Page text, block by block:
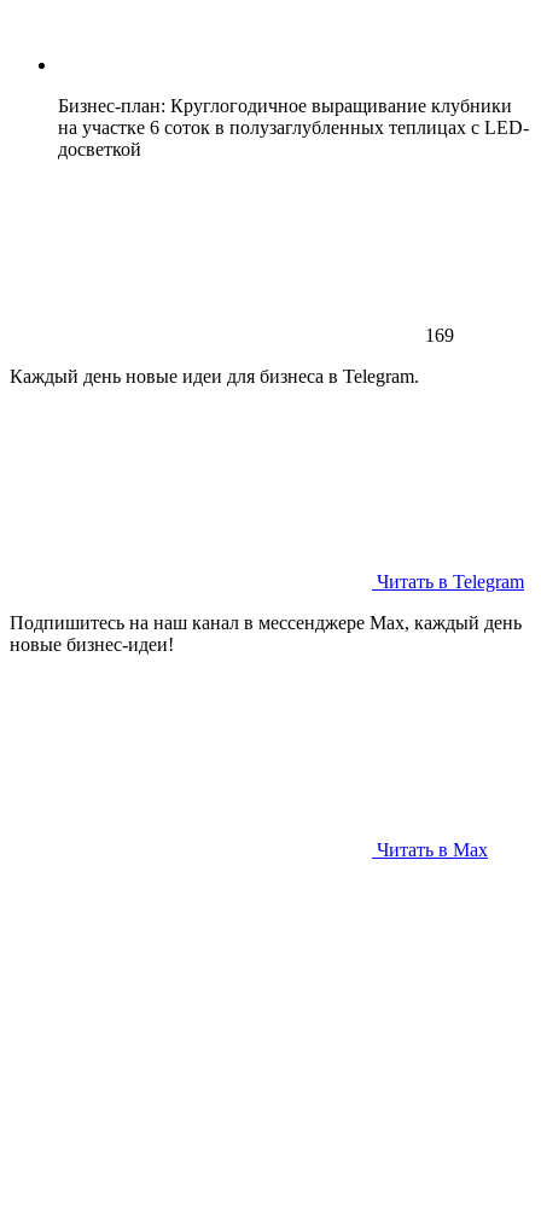
Бизнес-план: Круглогодичное выращивание клубники
на участке 6 соток в полузаглубленных теплицах с LED-
досветкой
169
Каждый день новые идеи для бизнеса в Telegram.
Читать в Telegram
Подпишитесь на наш канал в мессенджере Max, каждый день
новые бизнес-идеи!
Читать в Max